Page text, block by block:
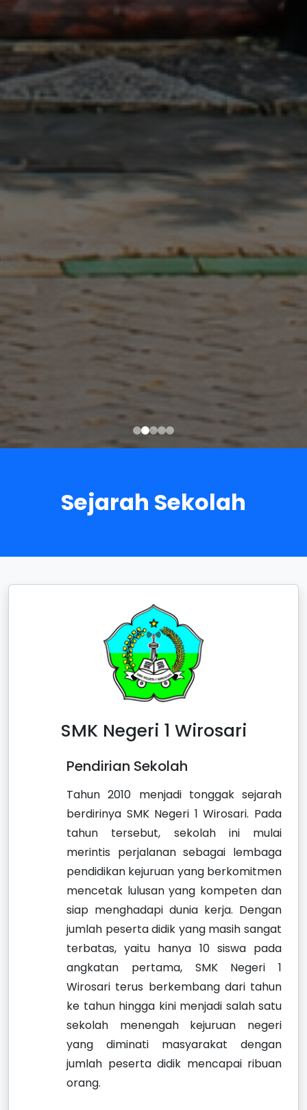
Sejarah Sekolah
SMK Negeri 1 Wirosari
Pendirian Sekolah
Tahun 2010 menjadi tonggak sejarah
berdirinya SMK Negeri 1 Wirosari. Pada
tahun tersebut, sekolah ini mulai
merintis perjalanan sebagai lembaga
pendidikan kejuruan yang berkomitmen
mencetak lulusan yang kompeten dan
siap menghadapi dunia kerja. Dengan
jumlah peserta didik yang masih sangat
terbatas, yaitu hanya 10 siswa pada
angkatan pertama, SMK Negeri 1
Wirosari terus berkembang dari tahun
ke tahun hingga kini menjadi salah satu
sekolah menengah kejuruan negeri
yang diminati masyarakat dengan
jumlah peserta didik mencapai ribuan
orang.